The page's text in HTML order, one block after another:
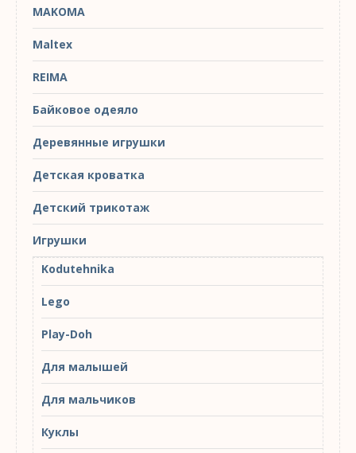
MAKOMA
Maltex
REIMA
Байковое одеяло
Деревянные игрушки
Детская кроватка
Детский трикотаж
Игрушки
Kodutehnika
Lego
Play-Doh
Для малышей
Для мальчиков
Куклы